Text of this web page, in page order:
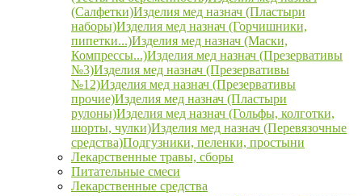
(Салфетки)Изделия мед назнач (Пластыри
наборы)Изделия мед назнач (Горчишники,
пипетки...)Изделия мед назнач (Маски,
Компрессы...)Изделия мед назнач (Презервативы
№3)Изделия мед назнач (Презервативы
№12)Изделия мед назнач (Презервативы
прочие)Изделия мед назнач (Пластыри
рулоны)Изделия мед назнач (Гольфы, колготки,
шорты, чулки)Изделия мед назнач (Перевязочные
средства)Подгузники, пеленки, простыни
Лекарственные травы, сборы
Питательные смеси
Лекарственные средства